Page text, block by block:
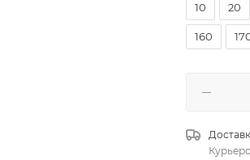
10
20
160